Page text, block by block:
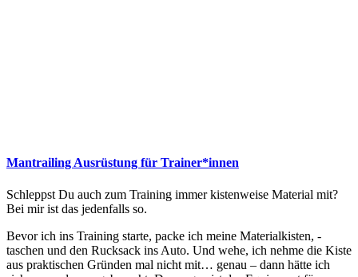
Mantrailing Ausrüstung für Trainer*innen
Schleppst Du auch zum Training immer kistenweise Material mit?
Bei mir ist das jedenfalls so.
Bevor ich ins Training starte, packe ich meine Materialkisten, -
taschen und den Rucksack ins Auto. Und wehe, ich nehme die Kiste
aus praktischen Gründen mal nicht mit… genau – dann hätte ich